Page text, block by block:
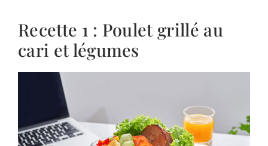
Recette 1 : Poulet grillé au
cari et légumes